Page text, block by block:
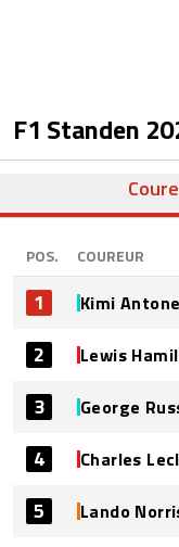
F1 Standen
POS. COUREUR
1 Kimi
2 Lewis
3 George
4 Charles
5 Lando